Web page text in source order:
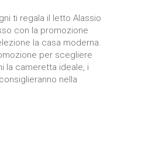
ti regala il letto Alassio
con la promozione
la casa moderna.
per scegliere
la cameretta ideale, i
nella